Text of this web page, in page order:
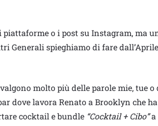
o i post su Instagram, ma
Generali spieghiamo di fare
molto più delle parole mie, tue o
dove lavora Renato a Brooklyn che ha
cocktail e bundle “Cocktail + Cibo”a